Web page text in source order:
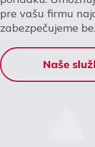
pre vašu firmu
zabezpečujeme
Naše